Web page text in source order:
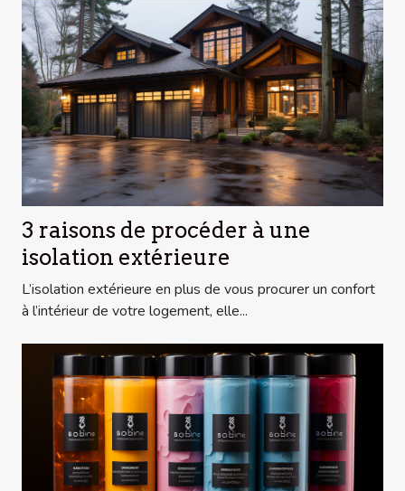
3 raisons de procéder à une
isolation extérieure
L’isolation extérieure en plus de vous procurer un confort
à l’intérieur de votre logement, elle...